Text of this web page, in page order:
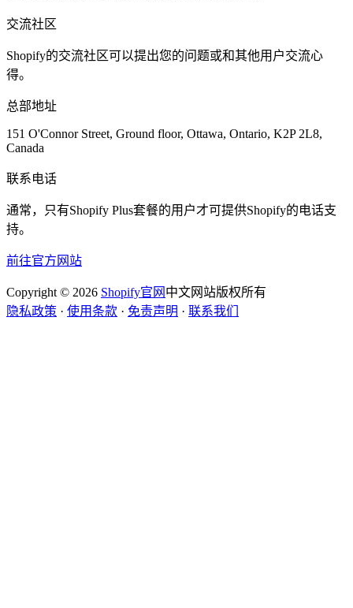
交流社区
Shopify的交流社区可以提出您的问题或和其他用户交流心
得。
总部地址
151 O'Connor Street, Ground floor, Ottawa, Ontario, K2P 2L8,
Canada
联系电话
通常，只有Shopify Plus套餐的用户才可提供Shopify的电话支
持。
前往官方网站
Copyright © 2026 Shopify官网 中文网站版权所有
隐私政策 · 使用条款 · 免责声明 · 联系我们